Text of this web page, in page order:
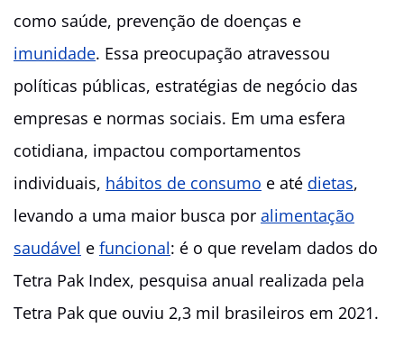
como saúde, prevenção de doenças e
imunidade. Essa preocupação atravessou
políticas públicas, estratégias de negócio das
empresas e normas sociais. Em uma esfera
cotidiana, impactou comportamentos
individuais, hábitos de consumo e até dietas,
levando a uma maior busca por alimentação
saudável e funcional: é o que revelam dados do
Tetra Pak Index, pesquisa anual realizada pela
Tetra Pak que ouviu 2,3 mil brasileiros em 2021.